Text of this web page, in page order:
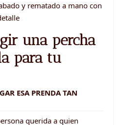
y rematado a mano con
una percha
para tu
ESA PRENDA TAN
querida a quien